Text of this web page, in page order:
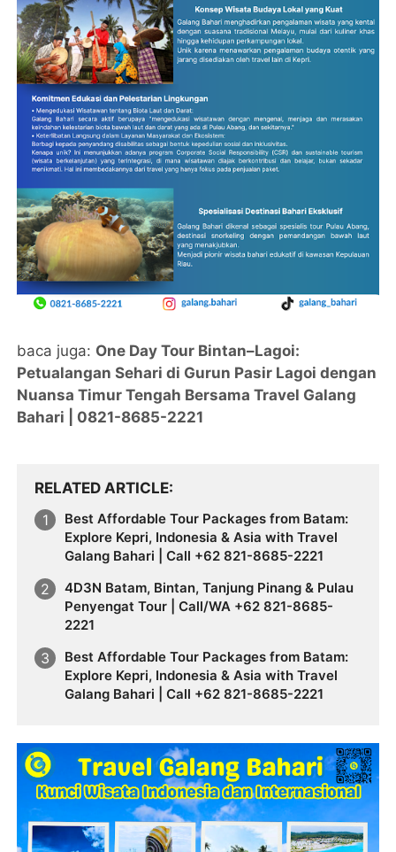
baca juga: One Day Tour Bintan–Lagoi:
Petualangan Sehari di Gurun Pasir Lagoi dengan
Nuansa Timur Tengah Bersama Travel Galang
Bahari | 0821-8685-2221
RELATED ARTICLE
Best Affordable Tour Packages from Batam:
Explore Kepri, Indonesia & Asia with Travel
Galang Bahari | Call +62 821-8685-2221
4D3N Batam, Bintan, Tanjung Pinang & Pulau
Penyengat Tour | Call/WA +62 821-8685-
2221
Best Affordable Tour Packages from Batam:
Explore Kepri, Indonesia & Asia with Travel
Galang Bahari | Call +62 821-8685-2221